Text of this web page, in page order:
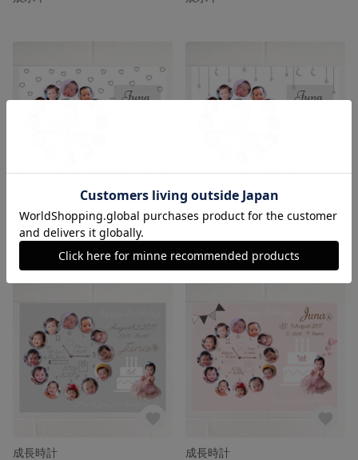
成長時計
展示中
成長時計
成長時計
成長時計